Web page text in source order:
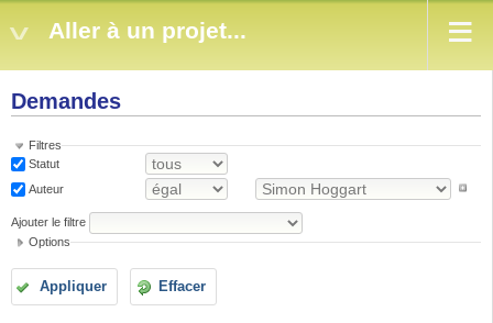
Aller à un projet...
Demandes
Filtres
Statut
Auteur
Ajouter le filtre
Options
Appliquer Effacer